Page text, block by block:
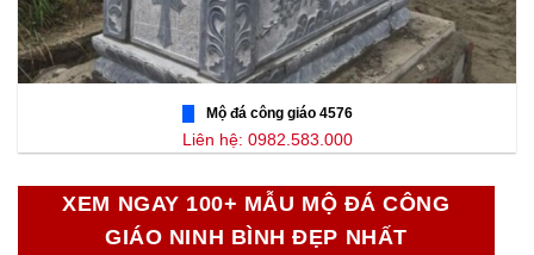
Mộ đá công giáo 4576
Liên hệ: 0982.583.000
XEM NGAY 100+ MẪU MỘ ĐÁ CÔNG
GIÁO NINH BÌNH ĐẸP NHẤT